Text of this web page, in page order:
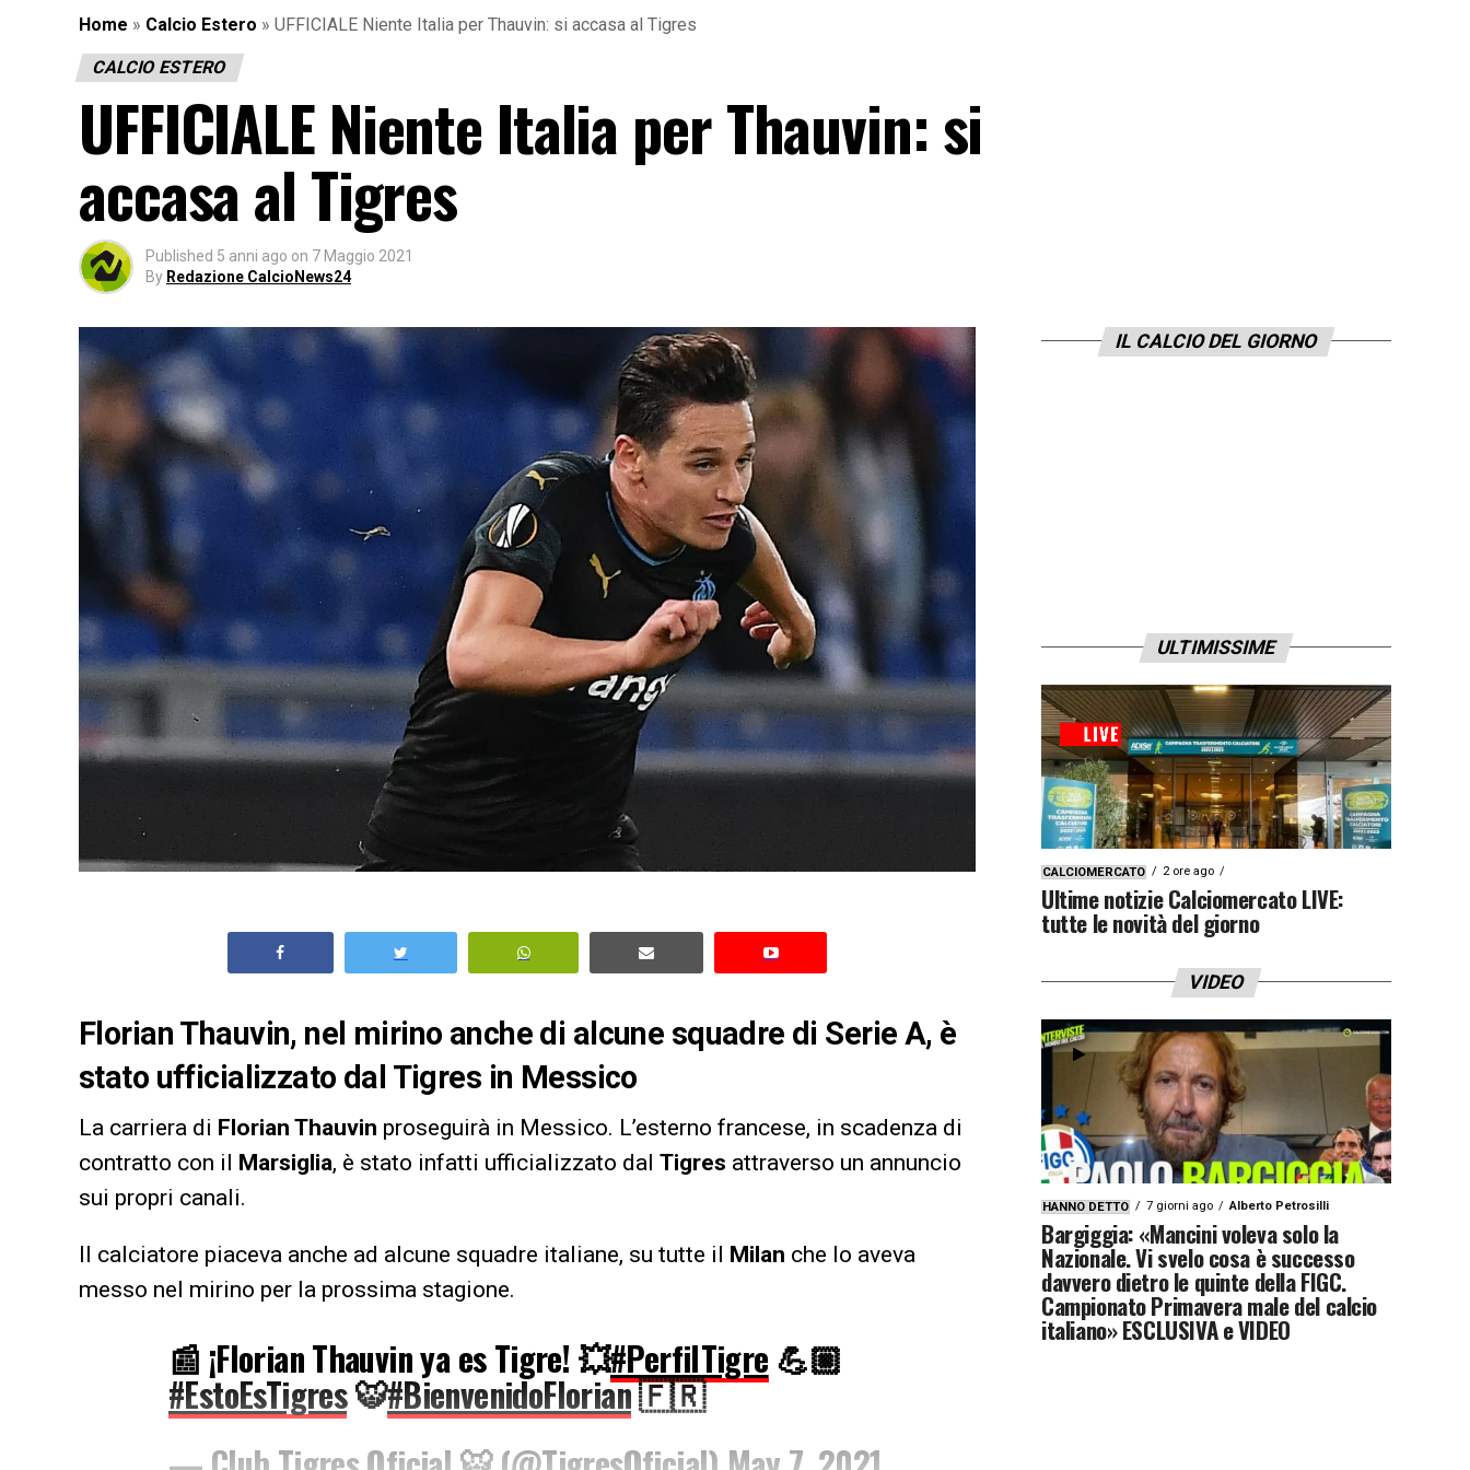
Home » Calcio Estero » UFFICIALE Niente Italia per Thauvin: si accasa al Tigres
CALCIO ESTERO
UFFICIALE Niente Italia per Thauvin: si
accasa al Tigres
Published 5 anni ago on 7 Maggio 2021
By Redazione CalcioNews24
Florian Thauvin, nel mirino anche di alcune squadre di Serie A, è
stato ufficializzato dal Tigres in Messico
La carriera di Florian Thauvin proseguirà in Messico. L’esterno francese, in scadenza di
contratto con il
Marsiglia, è stato infatti ufficializzato dal Tigres attraverso un annuncio
sui propri canali.
Il calciatore piaceva anche ad alcune squadre italiane, su tutte il Milan che lo aveva
messo nel mirino per la prossima stagione.
📰 ¡Florian Thauvin ya es Tigre! 💥#PerfilTigre 💪🏼
#EstoEsTigres🐯#BienvenidoFlorian🇫🇷
IL CALCIO DEL GIORNO
ULTIMISSIME
CALCIOMERCATO 2 ore ago
Ultime notizie Calciomercato LIVE:
tutte le novità del giorno
VIDEO
HANNO DETTO 7 giorni ago Alberto Petrosilli
Bargiggia: «Mancini voleva solo la
Nazionale. Vi svelo cosa è successo
davvero dietro le quinte della FIGC.
Campionato Primavera male del calcio
italiano» ESCLUSIVA e VIDEO